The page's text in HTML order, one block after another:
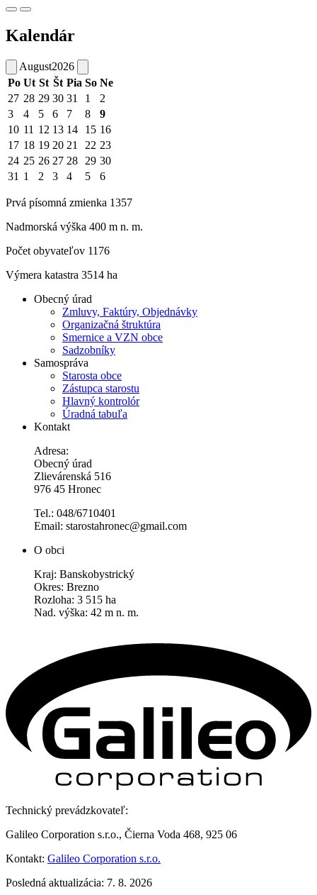
Kalendár
August2026
Po Ut St Št Pia So Ne
27 28 29 30 31 1
2
3
4 5 6 7 8
9
10 11 12 13 14 15 16
17 18 19 20 21 22 23
24 25 26 27 28 29 30
31 1 2 3 4 5 6
Prvá písomná zmienka 1357
Nadmorská výška 400 m n. m.
Počet obyvateľov 1176
Výmera katastra 3514 ha
Obecný úrad
Zmluvy, Faktúry, Objednávky
Organizačná štruktúra
Smernice a VZN obce
Sadzobníky
Samospráva
Starosta obce
Zástupca starostu
Hlavný kontrolór
Úradná tabuľa
Kontakt
Adresa:
Obecný úrad
Zlievárenská 516
976 45 Hronec
Tel.: 048/6710401
Email: starostahronec@gmail.com
O obci
Kraj: Banskobystrický
Okres: Brezno
Rozloha: 3 515 ha
Nad. výška: 42 m n. m.
Technický prevádzkovateľ:
Galileo Corporation s.r.o., Čierna Voda 468, 925 06
Kontakt: Galileo Corporation s.r.o.
Posledná aktualizácia: 7. 8. 2026